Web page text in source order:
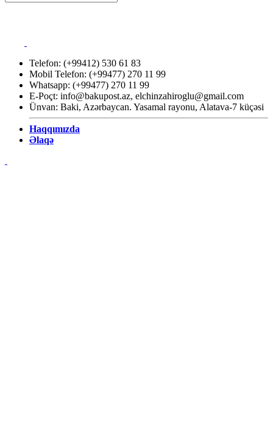
Telefon: (+99412) 530 61 83
Mobil Telefon: (+99477) 270 11 99
Whatsapp: (+99477) 270 11 99
E-Poçt: info@bakupost.az, elchinzahiroglu@gmail.com
Ünvan: Baki, Azərbaycan. Yasamal rayonu, Alatava-7 küçəsi
Haqqımızda
Əlaqə